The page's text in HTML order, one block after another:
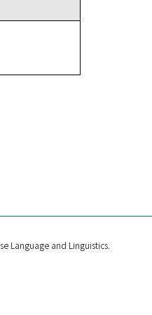
Language and Linguistics.